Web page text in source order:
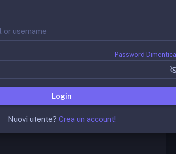
Password
Login
Nuovi utente? Crea un account!